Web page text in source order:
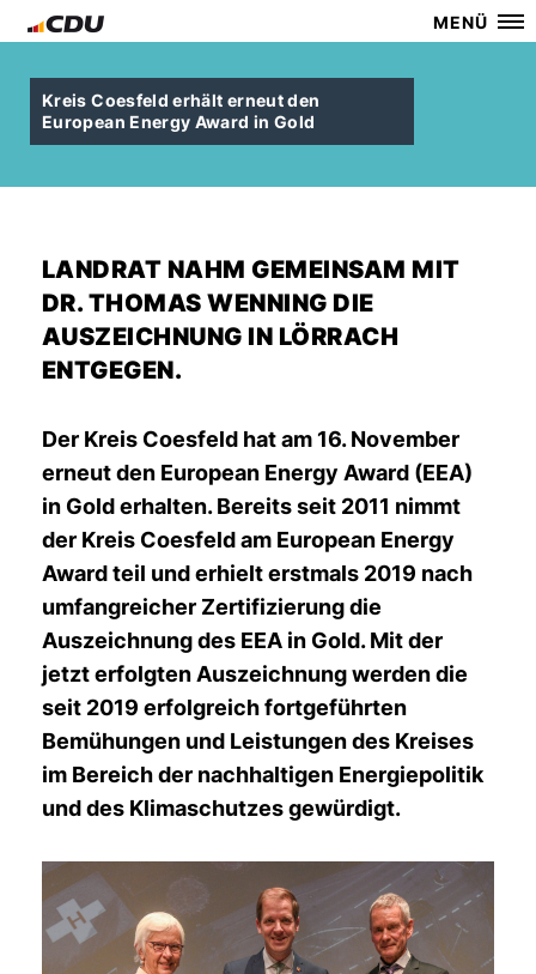
MENÜ
Kreis Coesfeld erhält erneut den
European Energy Award in Gold
LANDRAT NAHM GEMEINSAM MIT
DR. THOMAS WENNING DIE
AUSZEICHNUNG IN LÖRRACH
ENTGEGEN.
Der Kreis Coesfeld hat am 16. November
erneut den European Energy Award (EEA)
in Gold erhalten. Bereits seit 2011 nimmt
der Kreis Coesfeld am European Energy
Award teil und erhielt erstmals 2019 nach
umfangreicher Zertifizierung die
Auszeichnung des EEA in Gold. Mit der
jetzt erfolgten Auszeichnung werden die
seit 2019 erfolgreich fortgeführten
Bemühungen und Leistungen des Kreises
im Bereich der nachhaltigen Energiepolitik
und des Klimaschutzes gewürdigt.